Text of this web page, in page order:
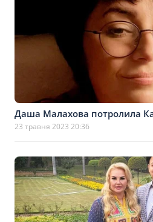
Даша Малахова потролила
23 травня 2023 20:36